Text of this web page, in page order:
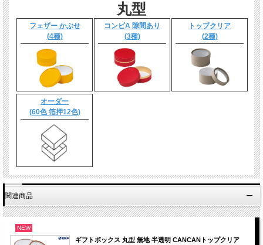
丸型
フェザー かぶせ
(4種)
コンビA 隙間あり
(3種)
トップクリア
(2種)
オーダー
(60色 箔押12色)
関連商品
NEW
ギフトボックス 丸型 無地 半透明 CANCANトップクリア